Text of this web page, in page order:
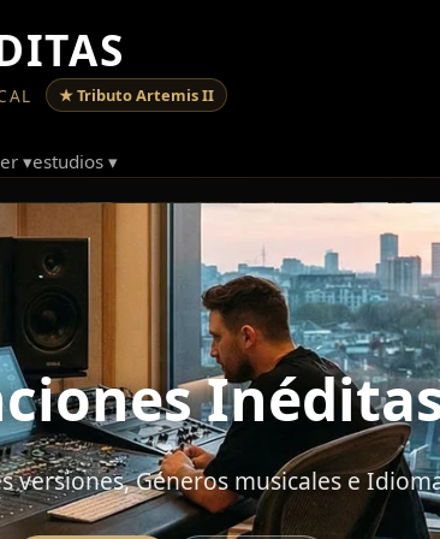
★ Tributo Artemis II
▾estudios ▾
versiones, Géneros musicales e